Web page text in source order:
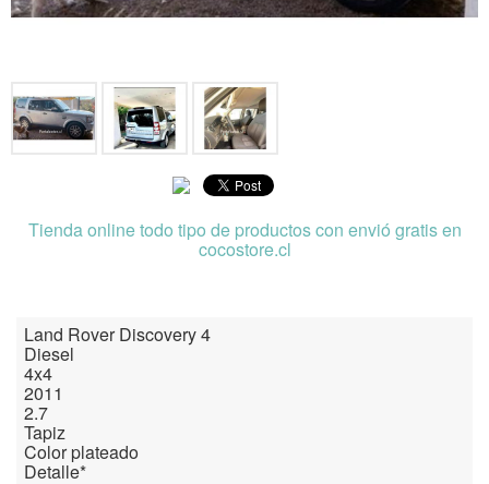
Tienda online todo tipo de productos con envió gratis en
cocostore.cl
Land Rover Discovery 4
Diesel
4x4
2011
2.7
Tapiz
Color plateado
Detalle*